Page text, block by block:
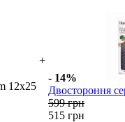
12x25
+
- 14%
Двостороння
599 грн
515 грн